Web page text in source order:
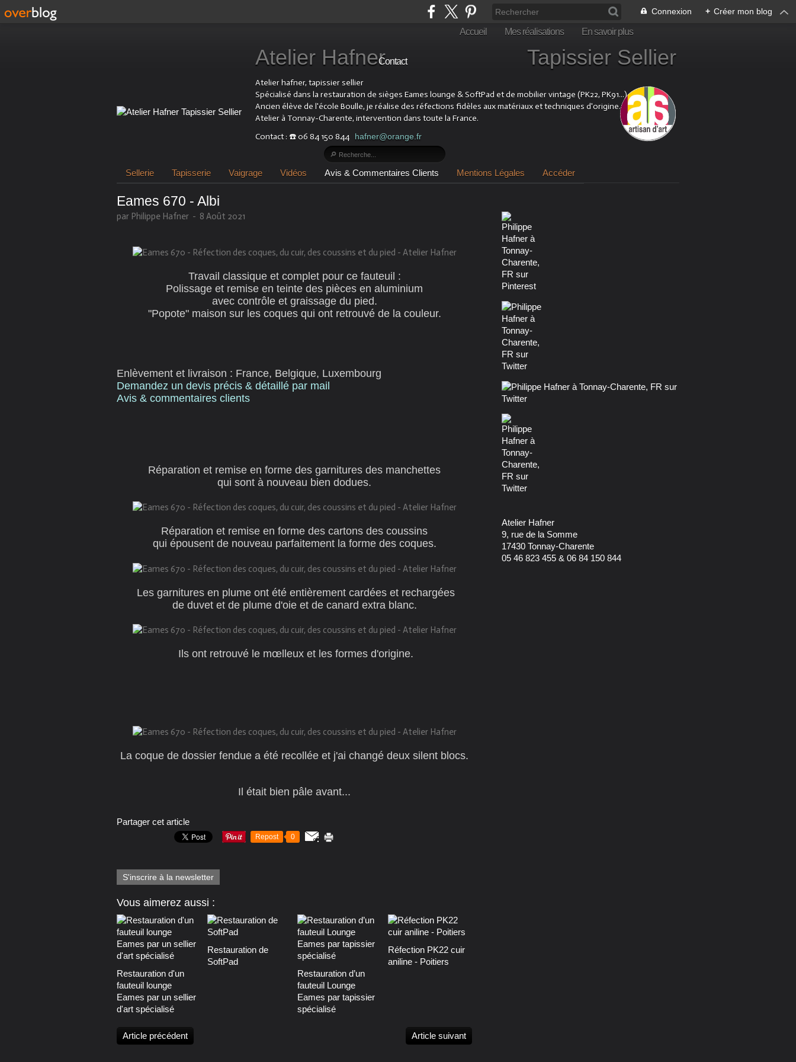
Connexion + Créer mon blog
Accueil Mes réalisations En savoir plus
Contact
Atelier Hafner Tapissier Sellier
Atelier hafner, tapissier sellier
Spécialisé dans la restauration de sièges Eames lounge & SoftPad et de mobilier vintage (PK22, PK91...).
Ancien élève de l'école Boulle, je réalise des réfections fidèles aux matériaux et techniques d'origine.
Atelier à Tonnay-Charente, intervention dans toute la France.
Contact : ☎️ 06 84 150 844 hafner@orange.fr
Sellerie Tapisserie Vaigrage Vidéos Avis & Commentaires Clients Mentions Légales Accéder
Eames 670 - Albi
par Philippe Hafner - 8 Août 2021
Travail classique et complet pour ce fauteuil :
Polissage et remise en teinte des pièces en aluminium
avec contrôle et graissage du pied.
"Popote" maison sur les coques qui ont retrouvé de la couleur.
Enlèvement et livraison : France, Belgique, Luxembourg
Demandez un devis précis & détaillé par mail
Avis & commentaires clients
Réparation et remise en forme des garnitures des manchettes
qui sont à nouveau bien dodues.
Réparation et remise en forme des cartons des coussins
qui épousent de nouveau parfaitement la forme des coques.
Les garnitures en plume ont été entièrement cardées et rechargées
de duvet et de plume d'oie et de canard extra blanc.
Ils ont retrouvé le mœlleux et les formes d'origine.
La coque de dossier fendue a été recollée et j'ai changé deux silent blocs.
Il était bien pâle avant...
Partager cet article
Repost 0
S'inscrire à la newsletter
Vous aimerez aussi :
Restauration d'un
fauteuil lounge
Eames par un sellier
d'art spécialisé
Restauration de
SoftPad
Restauration d’un
fauteuil Lounge
Eames par tapissier
spécialisé
Réfection PK22 cuir
aniline - Poitiers
Article précédent Article suivant
Atelier Hafner
9, rue de la Somme
17430 Tonnay-Charente
05 46 823 455 & 06 84 150 844